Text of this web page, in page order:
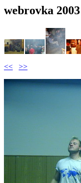
webrovka
<< >>